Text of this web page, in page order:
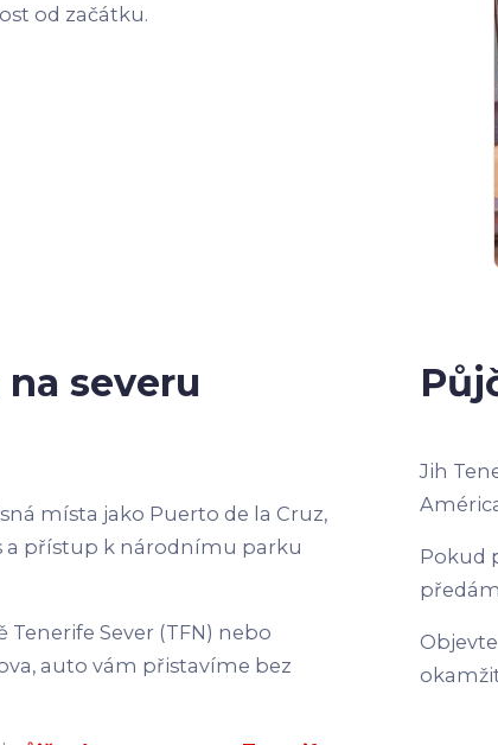
od začátku.
severu
místa jako Puerto de la Cruz,
a přístup k národnímu parku
Sever (TFN) nebo
auto vám přistavíme bez
Jih
Pokud